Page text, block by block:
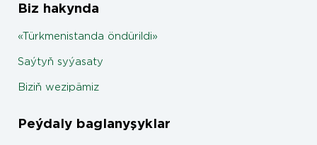
Biz hakynda
«Türkmenistanda öndürildi»
Saýtyň syýasaty
Biziň wezipämiz
Peýdaly baglanyşyklar